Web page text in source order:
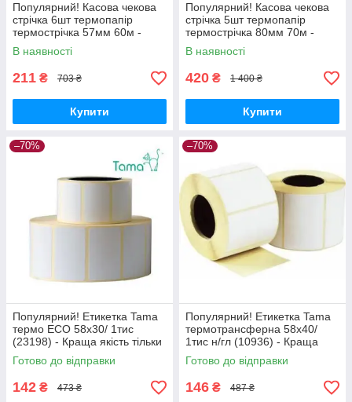
Популярний! Касова чекова
стрічка 6шт термопапір
термострічка 57мм 60м -
Краща якість тільки на
Nukleon.com.ua
В наявності
211 ₴ 703 ₴
Купити
Популярний! Касова чекова
стрічка 5шт термопапір
термострічка 80мм 70м -
Краща якість тільки на
Nukleon.com.ua
В наявності
420 ₴ 1 400 ₴
Купити
–70%
Популярний! Етикетка Tama
термо ECO 58x30/ 1тис
(23198) - Краща якість тільки
на Nukleon.com.ua
Готово до відправки
142 ₴ 473 ₴
–70%
Популярний! Етикетка Tama
термотрансферна 58x40/
1тис н/гл (10936) - Краща
якість тільки на
Nukleon.com.ua
Готово до відправки
146 ₴ 487 ₴